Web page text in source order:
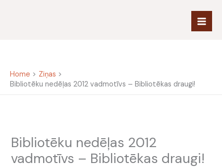
Home
Ziņas
Bibliotēku nedēļas 2012 vadmotīvs – Bibliotēkas draugi!
Bibliotēku nedēļas 2012
vadmotīvs – Bibliotēkas draugi!